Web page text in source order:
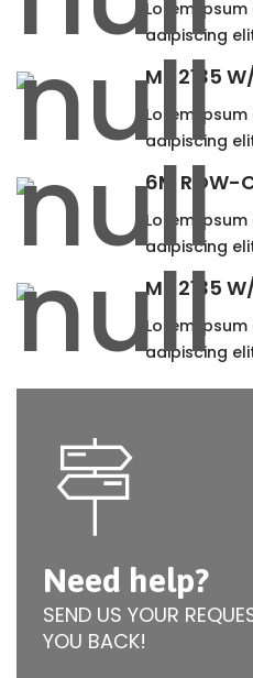
Lorem
adipiscing
MF 2135
Lorem
adipiscing
6M ROW-
Lorem
adipiscing
MF 2135
Lorem
adipiscing
Need help?
SEND US YOUR
YOU BACK!